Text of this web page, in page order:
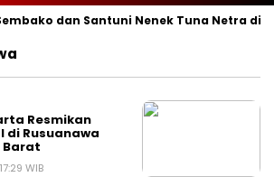
dan Santuni Nenek Tuna Netra di
Resmikan
di Rusuanawa
WIB